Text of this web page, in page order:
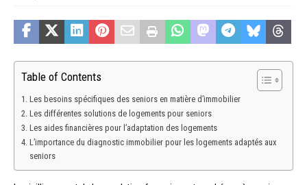
Table of Contents
Les besoins spécifiques des seniors en matière d’immobilier
Les différentes solutions de logements pour seniors
Les aides financières pour l’adaptation des logements
L’importance du diagnostic immobilier pour les logements adaptés aux
seniors